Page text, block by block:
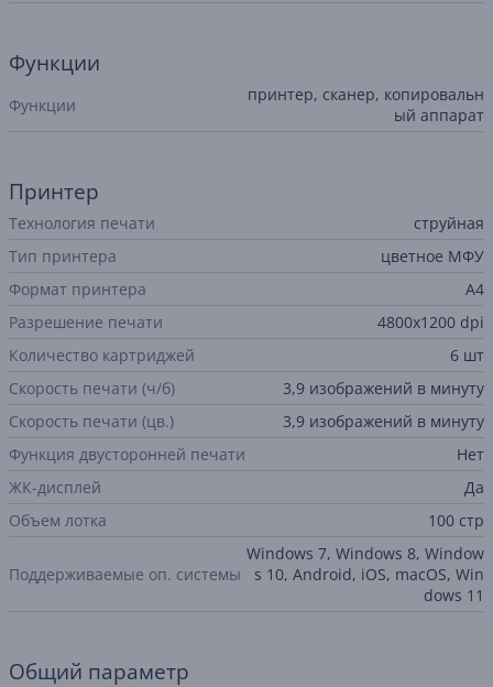
Функции
Функции
принтер, сканер, копировальн
ый аппарат
Принтер
Технология печати
струйная
Тип принтера
цветное МФУ
Формат принтера
А4
Разрешение печати
4800x1200 dpi
Количество картриджей
6 шт
Скорость печати (ч/б)
3,9 изображений в минуту
Скорость печати (цв.)
3,9 изображений в минуту
Функция двусторонней печати
Нет
ЖК-дисплей
Да
Объем лотка
100 стр
Поддерживаемые оп. системы
Windows 7, Windows 8, Window
s 10, Android, iOS, macOS, Win
dows 11
Общий параметр